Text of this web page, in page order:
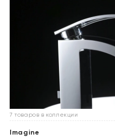
7 товаров в коллекции
Imagine